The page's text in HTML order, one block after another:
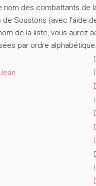
nom des combattants de
de Soustons (avec l'aide
de la liste, vous aurez
par ordre alphabétique.